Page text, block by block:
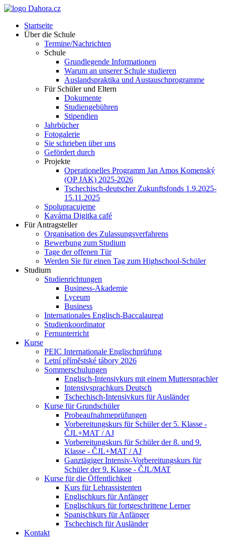
Startseite
Über die Schule
Termine/Nachrichten
Schule
Grundlegende Informationen
Warum an unserer Schule studieren
Auslandspraktika und Austauschprogramme
Für Schüler und Eltern
Dokumente
Studiengebühren
Stipendien
Jahrbücher
Fotogalerie
Sie schrieben über uns
Gefördert durch
Projekte
Operationelles Programm Jan Amos Komenský
(OP JAK) 2025-2026
Tschechisch-deutscher Zukunftsfonds 1.9.2025-
15.11.2025
Spolupracujeme
Kavárna Digitka café
Für Antragsteller
Organisation des Zulassungsverfahrens
Bewerbung zum Studium
Tage der offenen Tür
Werden Sie für einen Tag zum Highschool-Schüler
Studium
Studienrichtungen
Business-Akademie
Lyceum
Business
Internationales Englisch-Baccalaureat
Studienkoordinator
Fernunterricht
Kurse
PEIC Internationale Englischprüfung
Letní příměstské tábory 2026
Sommerschulungen
Englisch-Intensivkurs mit einem Muttersprachler
Intensivsprachkurs Deutsch
Tschechisch-Intensivkurs für Ausländer
Kurse für Grundschüler
Probeaufnahmeprüfungen
Vorbereitungskurs für Schüler der 5. Klasse -
ČJL+MAT / AJ
Vorbereitungskurs für Schüler der 8. und 9.
Klasse - ČJL+MAT / AJ
Ganztägiger Intensiv-Vorbereitungskurs für
Schüler der 9. Klasse - ČJL/MAT
Kurse für die Öffentlichkeit
Kurs für Lehrassistenten
Englischkurs für Anfänger
Englischkurs für fortgeschrittene Lerner
Spanischkurs für Anfänger
Tschechisch für Ausländer
Kontakt